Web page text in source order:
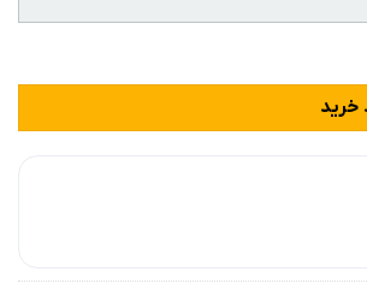
خرید